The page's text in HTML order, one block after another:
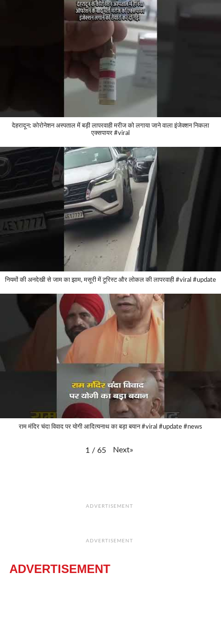
देहरादून: कोरोनेशन अस्पताल में बड़ी लापरवाही मरीज को लगाया जाने वाला इंजेक्शन निकला
एक्सपायर #viral
नियमों की अनदेखी से जाम का झाम, मसूरी में टूरिस्ट और लोकल की लापरवाही #viral #update
राम मंदिर चंदा विवाद पर योगी आदित्यनाथ का बड़ा बयान #viral #update #news
1 / 65 Next»
ADVERTISEMENT
ADVERTISEMENT
ADVERTISEMENT